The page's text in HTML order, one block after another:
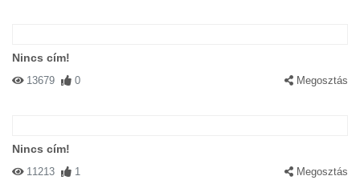
Nincs cím!
13679 0 Megosztás
Nincs cím!
11213 1 Megosztás